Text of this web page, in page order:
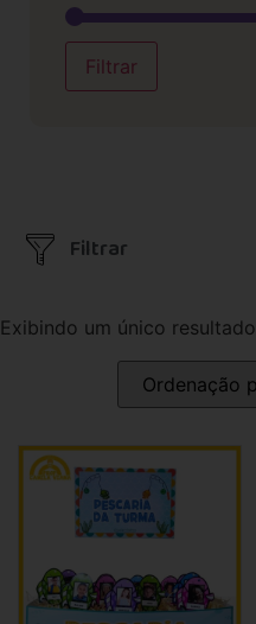
Filtrar
Filtrar
Exibindo um único resultado